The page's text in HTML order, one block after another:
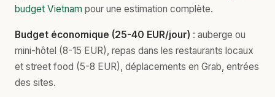
budget Vietnam pour une estimation complète.
Budget économique (25-40 EUR/jour) : auberge ou
mini-hôtel (8-15 EUR), repas dans les restaurants locaux
et street food (5-8 EUR), déplacements en Grab, entrées
des sites.